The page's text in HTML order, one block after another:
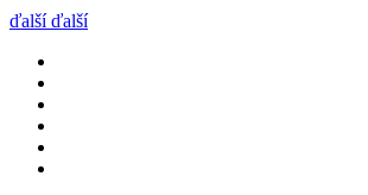
ďalší ďalší